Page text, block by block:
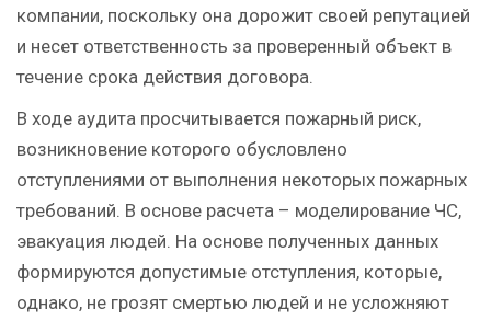
компании, поскольку она дорожит своей репутацией
и несет ответственность за проверенный объект в
течение срока действия договора.
В ходе аудита просчитывается пожарный риск,
возникновение которого обусловлено
отступлениями от выполнения некоторых пожарных
требований. В основе расчета – моделирование ЧС,
эвакуация людей. На основе полученных данных
формируются допустимые отступления, которые,
однако, не грозят смертью людей и не усложняют